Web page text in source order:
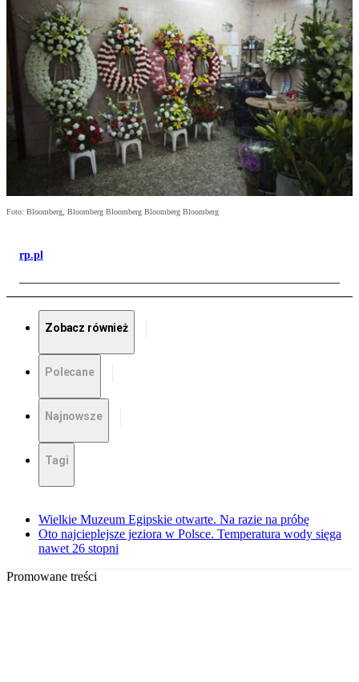
Foto: Bloomberg, Bloomberg Bloomberg Bloomberg Bloomberg
rp.pl
Zobacz również
Polecane
Najnowsze
Tagi
Wielkie Muzeum Egipskie otwarte. Na razie na próbę
Oto najcieplejsze jeziora w Polsce. Temperatura wody sięga
nawet 26 stopni
Promowane treści